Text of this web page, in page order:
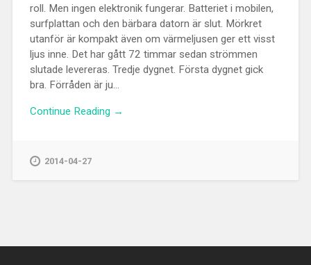
roll. Men ingen elektronik fungerar. Batteriet i mobilen,
surfplattan och den bärbara datorn är slut. Mörkret
utanför är kompakt även om värmeljusen ger ett visst
ljus inne. Det har gått 72 timmar sedan strömmen
slutade levereras. Tredje dygnet. Första dygnet gick
bra. Förråden är ju...
Continue Reading →
2014-04-27